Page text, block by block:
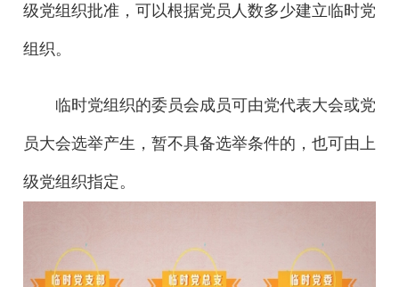
级党组织批准，可以根据党员人数多少建立临时党
组织。
临时党组织的委员会成员可由党代表大会或党
员大会选举产生，暂不具备选举条件的，也可由上
级党组织指定。